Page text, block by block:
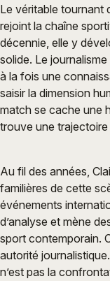
Le véritable tournant
rejoint la chaîne
décennie, elle y
solide. Le
à la fois une
saisir la dimension
match se cache une
trouve une trajectoire
Au fil des années,
familières de cette
événements
d’analyse et mène
sport contemporain.
autorité
n’est pas la